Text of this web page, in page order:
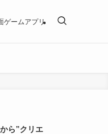
ゲームアプリ
ら”クリエ